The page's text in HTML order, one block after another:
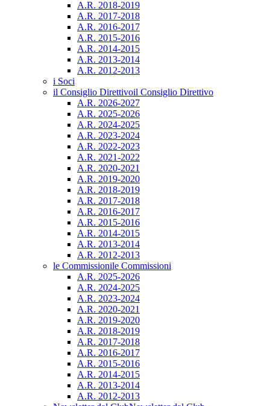
A.R. 2018-2019
A.R. 2017-2018
A.R. 2016-2017
A.R. 2015-2016
A.R. 2014-2015
A.R. 2013-2014
A.R. 2012-2013
i Soci
il Consiglio Direttivoil Consiglio Direttivo
A.R. 2026-2027
A.R. 2025-2026
A.R. 2024-2025
A.R. 2023-2024
A.R. 2022-2023
A.R. 2021-2022
A.R. 2020-2021
A.R. 2019-2020
A.R. 2018-2019
A.R. 2017-2018
A.R. 2016-2017
A.R. 2015-2016
A.R. 2014-2015
A.R. 2013-2014
A.R. 2012-2013
le Commissionile Commissioni
A.R. 2025-2026
A.R. 2024-2025
A.R. 2023-2024
A.R. 2020-2021
A.R. 2019-2020
A.R. 2018-2019
A.R. 2017-2018
A.R. 2016-2017
A.R. 2015-2016
A.R. 2014-2015
A.R. 2013-2014
A.R. 2012-2013